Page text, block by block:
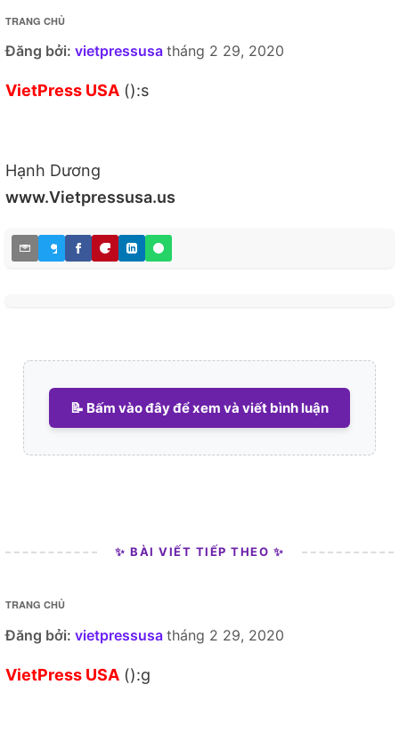
TRANG CHỦ
Đăng bởi: vietpressusa tháng 2 29, 2020
VietPress USA ():s
Hạnh Dương
www.Vietpressusa.us
📝 Bấm vào đây để xem và viết bình luận
✨ BÀI VIẾT TIẾP THEO ✨
TRANG CHỦ
Đăng bởi: vietpressusa tháng 2 29, 2020
VietPress USA ():g